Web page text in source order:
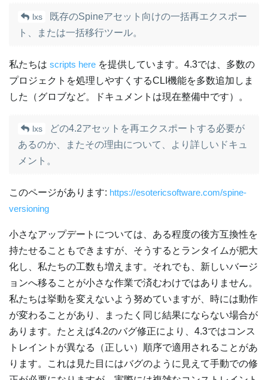
lxs
既存のSpineアセット向けの一括再エクスポー
ト、または一括移行ツール。
私たちは scripts here を提供しています。4.3では、多数の
プロジェクトを処理しやすくするCLI機能を多数追加しま
した（グロブなど。ドキュメントは現在整備中です）。
lxs
どの4.2アセットを再エクスポートする必要が
あるのか、またその理由について、より詳しいドキュ
メント。
このページがあります: https://esotericsoftware.com/spine-
versioning
小さなアップデートについては、ある程度の後方互換性を
持たせることもできますが、そうするとランタイムが肥大
化し、私たちの工数も増えます。それでも、新しいバージ
ョンへ移ることが小さな作業で済むわけではありません。
私たちは挙動を変えないよう努めていますが、時には動作
が変わることがあり、まったく同じ結果にならない場合が
あります。たとえば4.2のバグ修正により、4.3ではコンス
トレイントが異なる（正しい）順序で適用されることがあ
ります。これは見た目にはバグのように見えて手動での修